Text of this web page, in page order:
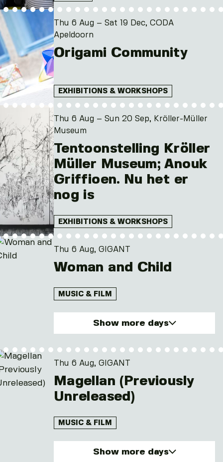
Thu 6 Aug – Sat 19 Dec, CODA
Apeldoorn
Origami Community
EXHIBITIONS & WORKSHOPS
Thu 6 Aug – Sun 20 Sep, Kröller-Müller
Museum
Tentoonstelling Kröller
Müller Museum; Anouk
Griffioen. Nu het er
nog is
EXHIBITIONS & WORKSHOPS
Thu 6 Aug, GIGANT
Woman and Child
MUSIC & FILM
Show more days
Thu. 6 Aug 2026
Sat. 8 Aug 2026
Wed. 12 Aug 2026
Thu 6 Aug, GIGANT
Magellan (Previously
Unreleased)
MUSIC & FILM
Show more days